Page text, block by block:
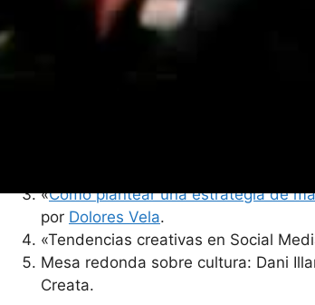
La importancia de las herramientas
Cómo transmitir en redes sociales.
«Cómo plantear una estrategia de
por Dolores Vela.
«Tendencias creativas en Social
Mesa redonda sobre cultura: Dani
Creata.